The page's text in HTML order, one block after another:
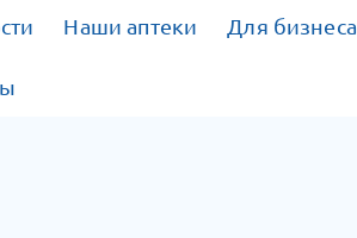
Наши аптеки Для бизнеса